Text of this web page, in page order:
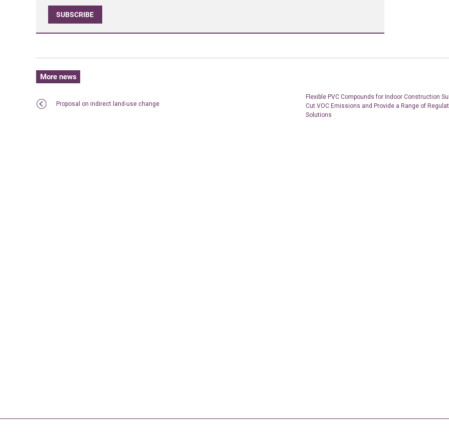
SUBSCRIBE
More news
Proposal on indirect land-use change
Flexible PVC Compounds for Indoor Construction
Cut VOC Emissions and Provide a Range of
Solutions